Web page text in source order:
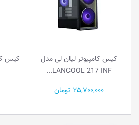
کیس کامپیوتر لیان لی مدل
LANCOOL 217 INF...
25,700,000 تومان